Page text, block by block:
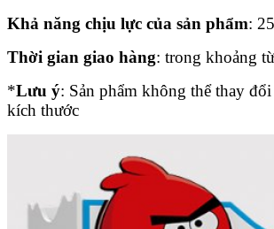
Khả năng chịu lực của sản phẩm:
Thời gian giao hàng: trong khoảng
*Lưu ý: Sản phẩm không thể thay đổi
kích thước